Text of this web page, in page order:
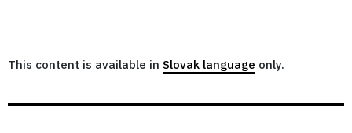
This content is available in Slovak language only.